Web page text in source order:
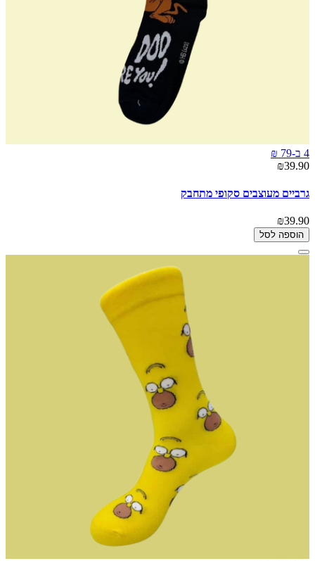
4 ב-79 ₪
₪39.90
גרביים מעוצבים סקופי מתחבק
₪39.90
הוספה לסל